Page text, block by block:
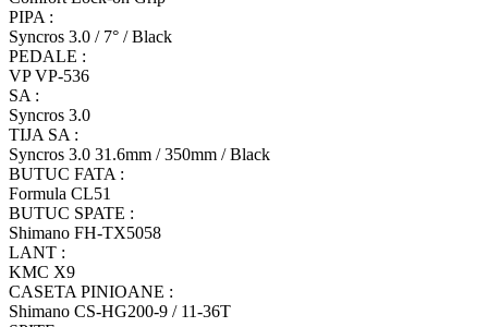
PIPA :
Syncros 3.0 / 7° / Black
PEDALE :
VP VP-536
SA :
Syncros 3.0
TIJA SA :
Syncros 3.0 31.6mm / 350mm / Black
BUTUC FATA :
Formula CL51
BUTUC SPATE :
Shimano FH-TX5058
LANT :
KMC X9
CASETA PINIOANE :
Shimano CS-HG200-9 / 11-36T